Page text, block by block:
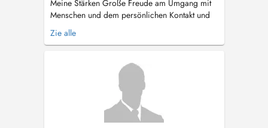
Meine Stärken Große Freude am Umgang mit
Menschen und dem persönlichen Kontakt und
Gespräch. Hohes Einfühlungsvermögen und
fachliche Kompetenz. Langjährige Erfahrung in
Gemeinsam mit meinem Mann decken wir ein
großes Spektrum der Orthopädie und
Zie alle